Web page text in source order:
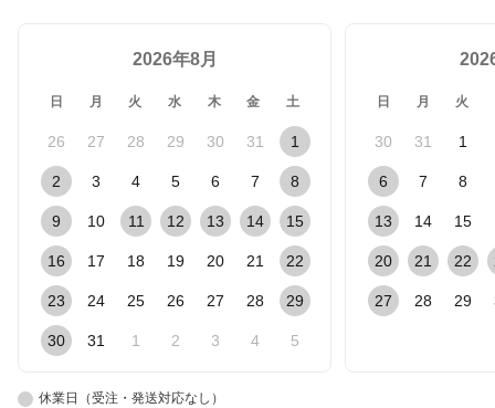
2026年8月
日 月 火 水 木 金 土
26 27 28 29 30 31 1
2 3 4 5 6 7 8
9 10 11 12 13 14 15
16 17 18 19 20 21 22
23 24 25 26 27 28 29
30 31 1 2 3 4 5
日 月 火
30 31 1
6 7 8
13 14 15
20 21 22
27 28 29
休業日（受注・発送対応なし）